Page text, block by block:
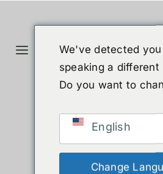
Toggle
Navigation
ヒューマノイド
We've detected
speaking a different
Do you want to
English
Change